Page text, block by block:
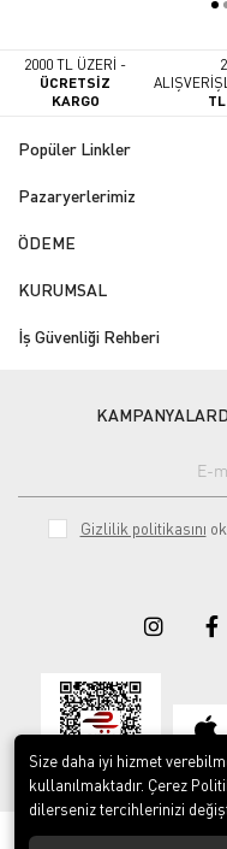
2000 TL ÜZERİ -
ÜCRETSİZ
KARGO
Popüler Linkler
Pazaryerlerimiz
ÖDEME
KURUMSAL
İş Güvenliği Rehberi
Gizlilik politikasını
© 2023ERY İş
Size daha iyi hizmet
kullanılmaktadır. Çerez
dilerseniz tercihlerinizi